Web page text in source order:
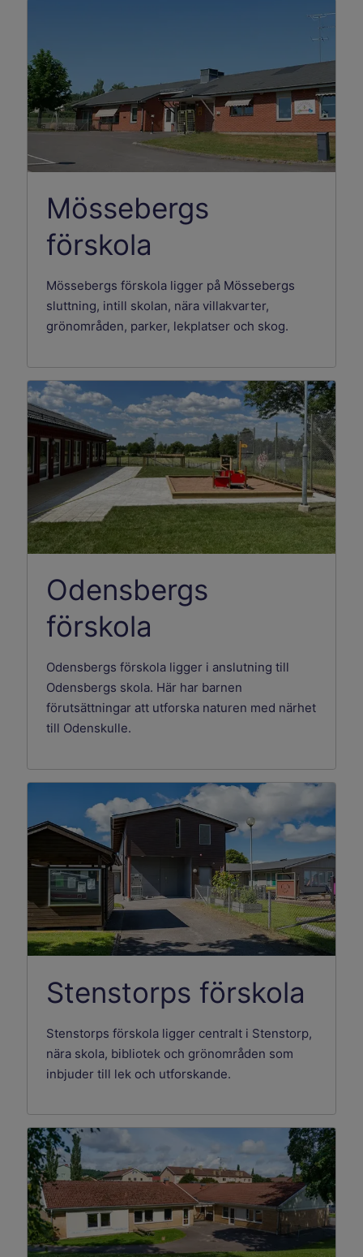
Mössebergs
förskola
Mössebergs förskola ligger på Mössebergs
sluttning, intill skolan, nära villakvarter,
grönområden, parker, lekplatser och skog.
Odensbergs
förskola
Odensbergs förskola ligger i anslutning till
Odensbergs skola. Här har barnen
förutsättningar att utforska naturen med närhet
till Odenskulle.
Stenstorps förskola
Stenstorps förskola ligger centralt i Stenstorp,
nära skola, bibliotek och grönområden som
inbjuder till lek och utforskande.